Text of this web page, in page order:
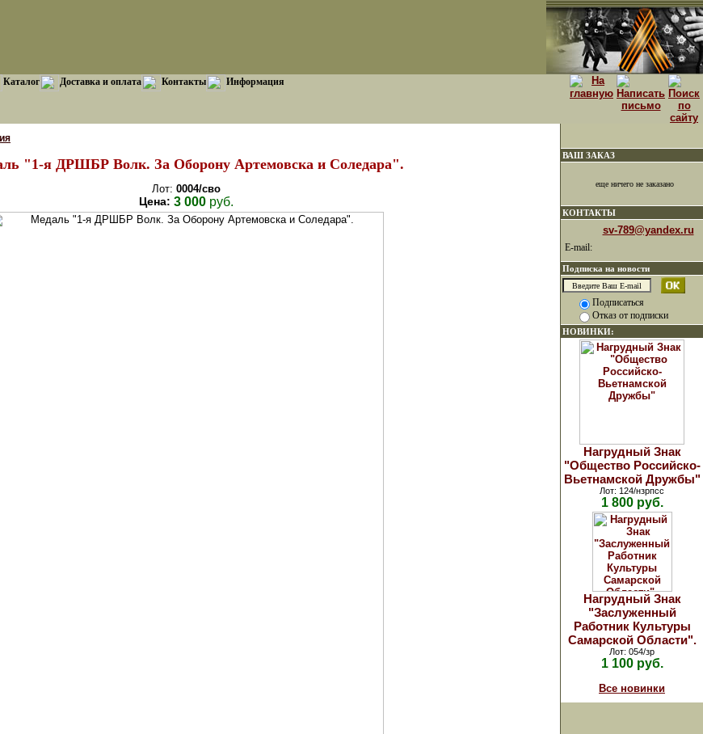
Каталог Доставка и оплата Контакты Информация
"1-я ДРШБР Волк. За Оборону Артемовска и Соледара".
Лот: 0004/сво
Цена: 3 000руб.
ВАШ ЗАКАЗ
еще ничего не заказано
КОНТАКТЫ
sv-789@yandex.ru
E-mail:
Подписка на новости
Подписаться
Отказ от подписки
НОВИНКИ:
Нагрудный Знак
"Общество Российско-
Вьетнамской Дружбы"
Лот: 124/нзрпсс
1 800 руб.
Нагрудный Знак
"Заслуженный
Работник Культуры
Самарской Области".
Лот: 054/зр
1 100 руб.
Все новинки